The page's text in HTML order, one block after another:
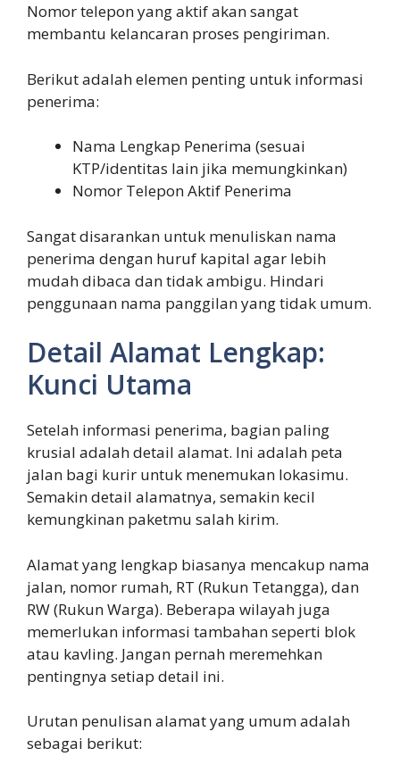
Nomor telepon yang aktif akan sangat
membantu kelancaran proses pengiriman.
Berikut adalah elemen penting untuk informasi
penerima:
Nama Lengkap Penerima (sesuai
KTP/identitas lain jika memungkinkan)
Nomor Telepon Aktif Penerima
Sangat disarankan untuk menuliskan nama
penerima dengan huruf kapital agar lebih
mudah dibaca dan tidak ambigu. Hindari
penggunaan nama panggilan yang tidak umum.
Detail Alamat Lengkap:
Kunci Utama
Setelah informasi penerima, bagian paling
krusial adalah detail alamat. Ini adalah peta
jalan bagi kurir untuk menemukan lokasimu.
Semakin detail alamatnya, semakin kecil
kemungkinan paketmu salah kirim.
Alamat yang lengkap biasanya mencakup nama
jalan, nomor rumah, RT (Rukun Tetangga), dan
RW (Rukun Warga). Beberapa wilayah juga
memerlukan informasi tambahan seperti blok
atau kavling. Jangan pernah meremehkan
pentingnya setiap detail ini.
Urutan penulisan alamat yang umum adalah
sebagai berikut: